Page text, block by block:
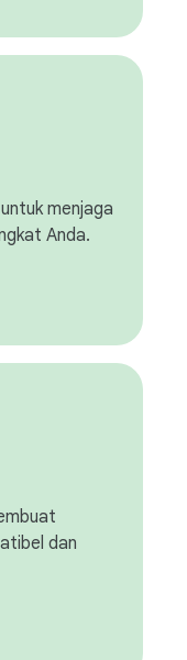
untuk menjaga
Anda.
dan